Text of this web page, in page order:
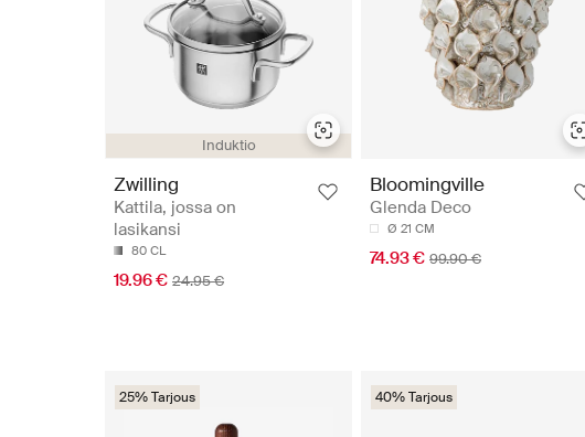
Induktio
Zwilling
Kattila, jossa on
lasikansi
80 CL
19.96 € 24.95 €
Bloomingville
Glenda Deco
Ø 21 CM
74.93 € 99.90 €
25% Tarjous 40% Tarjous